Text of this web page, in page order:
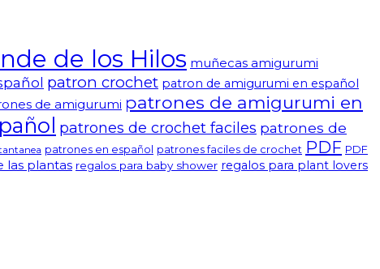
de los Hilos muñecas amigurumi
patron crochet patron de amigurumi en español
de amigurumi patrones de amigurumi en
patrones de crochet faciles patrones de
patrones en español patrones faciles de crochet PDF PDF
las plantas regalos para baby shower regalos para plant lovers